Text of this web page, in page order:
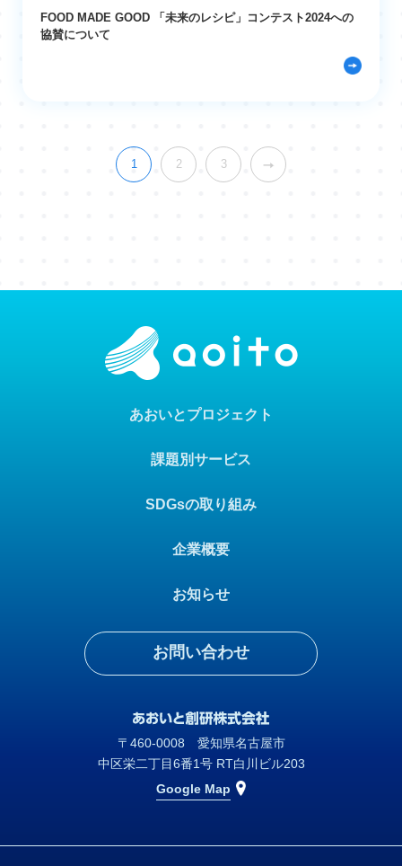
FOOD MADE GOOD 「未来のレシピ」コンテスト2024への
協賛について
1 2 3
あおいとプロジェクト
SDGsの取り組み
お知らせ
課題別サービス
企業概要
お問い合わせ
〒460-0008 愛知県名古屋市
中区栄二丁目6番1号 RT白川ビル203
Google Map